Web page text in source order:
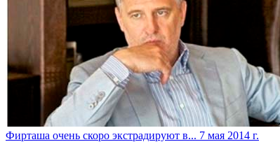
Фирташа очень скоро экстрадируют в... 7 мая 2014 г.